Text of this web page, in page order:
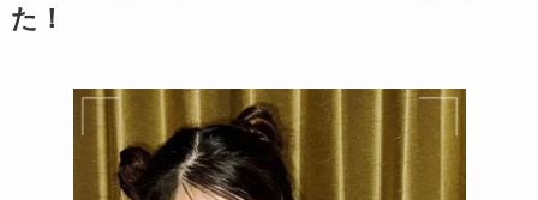
た！